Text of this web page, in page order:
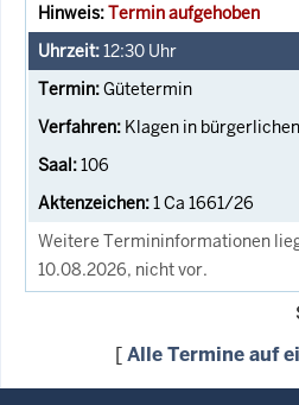
Termin aufgehoben
12:30 Uhr
Gütetermin
Klagen in
106
1 Ca 1661/26
Weitere Termininformationen
10.08.2026, nicht vor.
[Alle Termine auf